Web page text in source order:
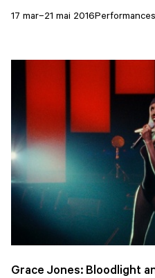
17 mar–21 mai 2016
Grace Jones: Bloodlight